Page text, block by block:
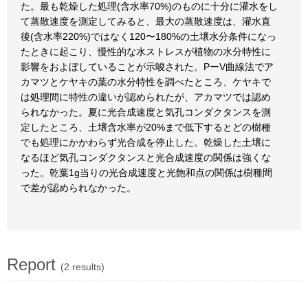
た。最も乾燥した処理(含水率70%)のものに十分に灌水をし
て蒸散速度を測定してみると、最大の蒸散速度は、灌水直
後(含水率220%)ではなく120〜180%の土壌水分条件になっ
たときに起こり、慢性的な水ストレスが植物の水分特性に
影響をおよぼしていることが示唆された。PーV曲線法でア
カマツとケヤキの葉の水分特性を調べたところ、ケヤキで
は処理間に特性の違いが認められたが、アカマツでは認め
られなかった。夏に光合成速度と気孔コンダクタンスを測
定したところ、土壌含水率が20%まで低下するとどの樹種
でも処理にかかわらず光合成を停止した。乾燥した土壌に
なるほど気孔コンダクタンスと光合成速度の関係は強くな
った。乾葉1g当りの光合成速度と光飽和点の関係は樹種間
で差が認められなかった。
Report (2 results)